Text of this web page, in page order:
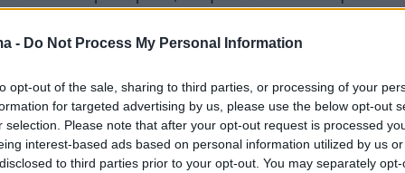
- Do Not Process My Personal Information
opt-out of the sale, sharing to third parties, or processing of your
for targeted advertising by us, please use the below opt-out
selection. Please note that after your opt-out request is processed
interest-based ads based on personal information utilized by us
to third parties prior to your opt-out. You may separately
Θεσσαλονίκη νεκρός αστυνομικός (εκτός
τώρα δυστυχώς στους Αγίους Αναργύρους,
και μάλιστα στη είσοδο του ''σπιτιού'' μας!»
ίδια ανακοίνωση.